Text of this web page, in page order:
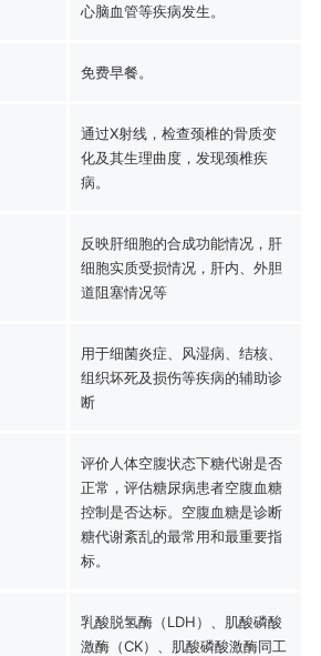
心脑血管等疾病发生。
免费早餐。
通过X射线，检查颈椎的骨质变
化及其生理曲度，发现颈椎疾
病。
反映肝细胞的合成功能情况，肝
细胞实质受损情况，肝内、外胆
道阻塞情况等
用于细菌炎症、风湿病、结核、
组织坏死及损伤等疾病的辅助诊
断
评价人体空腹状态下糖代谢是否
正常，评估糖尿病患者空腹血糖
控制是否达标。空腹血糖是诊断
糖代谢紊乱的最常用和最重要指
标。
乳酸脱氢酶（LDH）、肌酸磷酸
激酶（CK）、肌酸磷酸激酶同工